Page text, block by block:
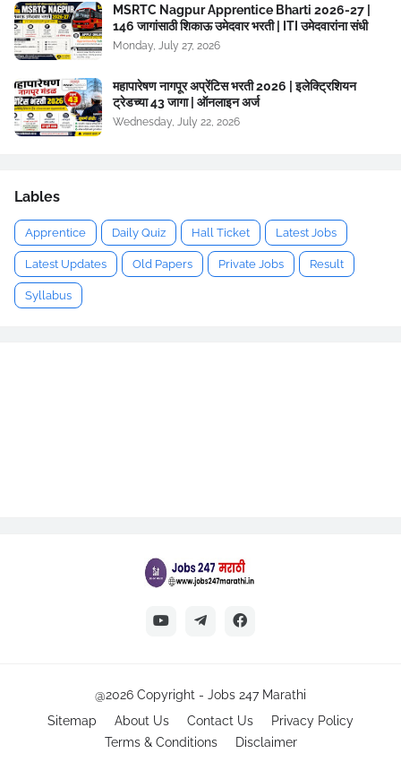
MSRTC Nagpur Apprentice Bharti 2026-27 |
146 जागांसाठी शिकाऊ उमेदवार भरती | ITI उमेदवारांना संधी
Monday, July 27, 2026
महापारेषण नागपूर अप्रेंटिस भरती 2026 | इलेक्ट्रिशियन
ट्रेडच्या 43 जागा | ऑनलाइन अर्ज
Wednesday, July 22, 2026
Lables
Apprentice Daily Quiz Hall Ticket Latest Jobs
Latest Updates Old Papers Private Jobs Result
Syllabus
@2026 Copyright - Jobs 247 Marathi
Sitemap
About Us Contact Us
Privacy Policy
Terms & Conditions
Disclaimer